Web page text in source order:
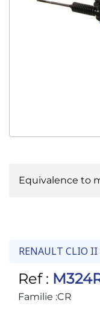
Equivalence to
RENAULT :
RENAULT CLIO II
Ref :
Familie :CR